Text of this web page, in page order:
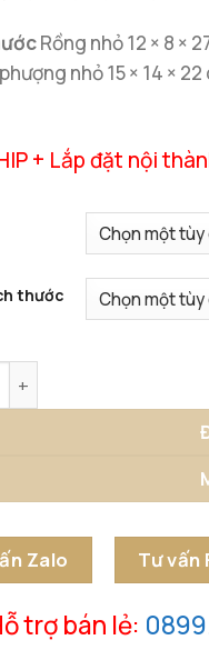
Rồng nhỏ 12 × 8 ×
nhỏ 15 × 14 ×
+ Lắp đặt nội
thước
Bay Phượng Múa
Zalo Tư vấn
trợ bán lẻ: